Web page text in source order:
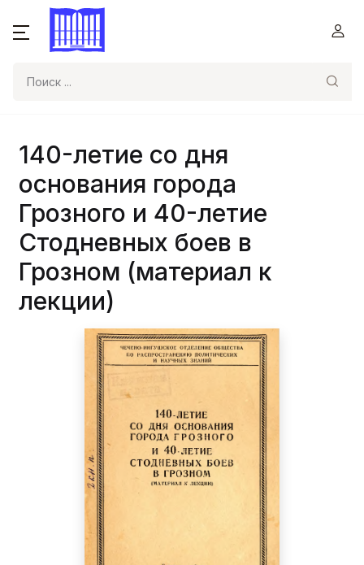
140-летие со дня
основания города
Грозного и 40-летие
Стодневных боев в
Грозном (материал к
лекции)